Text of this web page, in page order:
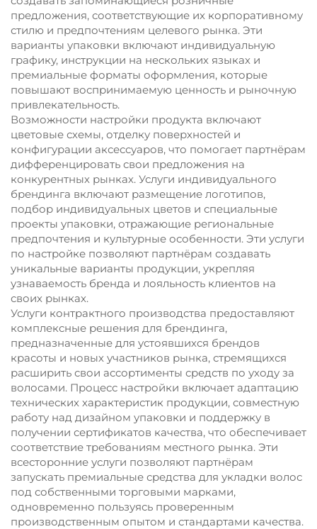
предложения, соответствующие их корпоративному
стилю и предпочтениям целевого рынка. Эти
варианты упаковки включают индивидуальную
графику, инструкции на нескольких языках и
премиальные форматы оформления, которые
повышают воспринимаемую ценность и рыночную
привлекательность.
Возможности настройки продукта включают
цветовые схемы, отделку поверхностей и
конфигурации аксессуаров, что помогает партнёрам
дифференцировать свои предложения на
конкурентных рынках. Услуги индивидуального
брендинга включают размещение логотипов,
подбор индивидуальных цветов и специальные
проекты упаковки, отражающие региональные
предпочтения и культурные особенности. Эти услуги
по настройке позволяют партнёрам создавать
уникальные варианты продукции, укрепляя
узнаваемость бренда и лояльность клиентов на
своих рынках.
Услуги контрактного производства предоставляют
комплексные решения для брендинга,
предназначенные для устоявшихся брендов
красоты и новых участников рынка, стремящихся
расширить свои ассортименты средств по уходу за
волосами. Процесс настройки включает адаптацию
технических характеристик продукции, совместную
работу над дизайном упаковки и поддержку в
получении сертификатов качества, что обеспечивает
соответствие требованиям местного рынка. Эти
всесторонние услуги позволяют партнёрам
запускать премиальные средства для укладки волос
под собственными торговыми марками,
одновременно пользуясь проверенным
производственным опытом и стандартами качества.